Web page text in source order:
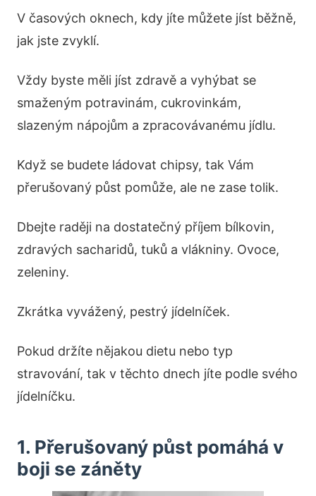
V časových oknech, kdy jíte můžete jíst běžně,
jak jste zvyklí.
Vždy byste měli jíst zdravě a vyhýbat se
smaženým potravinám, cukrovinkám,
slazeným nápojům a zpracovávanému jídlu.
Když se budete ládovat chipsy, tak Vám
přerušovaný půst pomůže, ale ne zase tolik.
Dbejte raději na dostatečný příjem bílkovin,
zdravých sacharidů, tuků a vlákniny. Ovoce,
zeleniny.
Zkrátka vyvážený, pestrý jídelníček.
Pokud držíte nějakou dietu nebo typ
stravování, tak v těchto dnech jíte podle svého
jídelníčku.
1. Přerušovaný půst pomáhá v
boji se záněty